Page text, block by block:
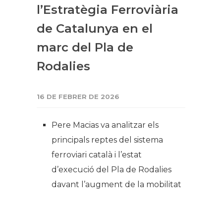
l’Estratègia Ferroviària
de Catalunya en el
marc del Pla de
Rodalies
16 DE FEBRER DE 2026
Pere Macias va analitzar els
principals reptes del sistema
ferroviari català i l’estat
d’execució del Pla de Rodalies
davant l’augment de la mobilitat